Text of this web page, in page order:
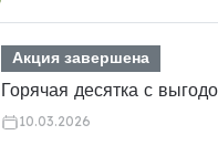
Акция завершена
Горячая десятка с
10.03.2026